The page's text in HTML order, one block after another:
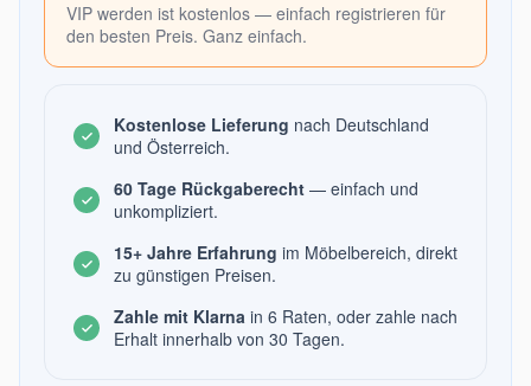
VIP werden ist kostenlos — einfach registrieren für
den besten Preis. Ganz einfach.
Kostenlose Lieferung nach Deutschland
und Österreich.
60 Tage Rückgaberecht — einfach und
unkompliziert.
15+ Jahre Erfahrung im Möbelbereich, direkt
zu günstigen Preisen.
Zahle mit Klarna in 6 Raten, oder zahle nach
Erhalt innerhalb von 30 Tagen.